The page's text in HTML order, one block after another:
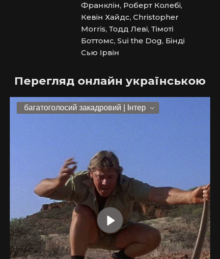
Франклін, Роберт Колебі,
Кевін Хайдс, Christopher
Morris, Тодд Леві, Тімоті
Боттомс, Sui the Dog, Бінді
Сью Ірвін
Перегляд онлайн українською